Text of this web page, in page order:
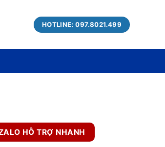
HOTLINE: 097.8021.499
HỖ TRỢ NHANH